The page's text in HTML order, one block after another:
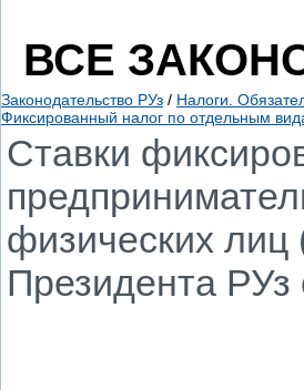
ВСЕ
Законодательство РУз / Налоги.
Фиксированный налог по отдельным
Ставки
физических
Президента РУз